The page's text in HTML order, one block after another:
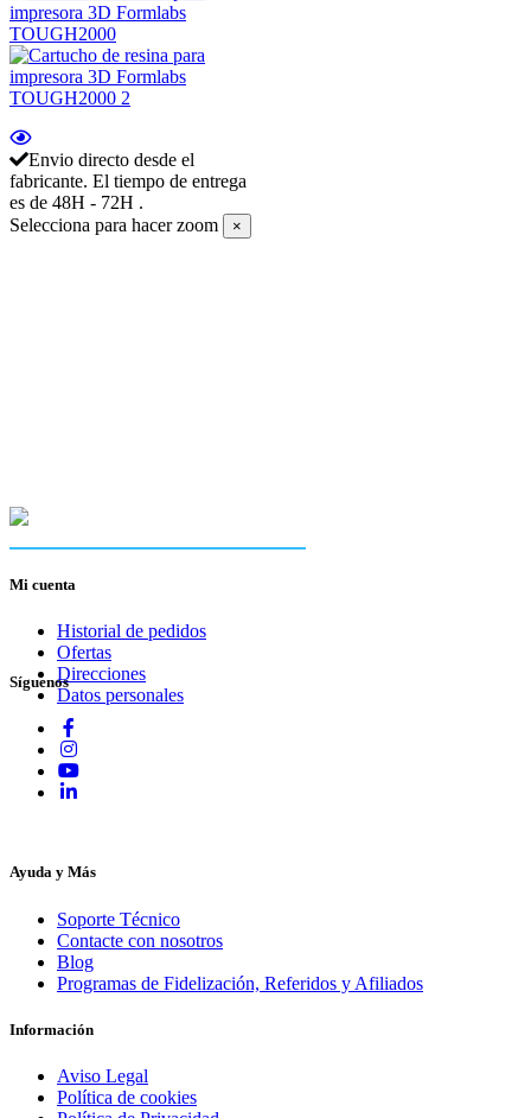
Envio directo desde el
fabricante. El tiempo de entrega
es de 48H - 72H .
Selecciona para hacer zoom
×
Mi cuenta
Historial de pedidos
Ofertas
Direcciones
Datos personales
Síguenos
Ayuda y Más
Soporte Técnico
Contacte con nosotros
Blog
Programas de Fidelización, Referidos y Afiliados
Información
Aviso Legal
Política de cookies